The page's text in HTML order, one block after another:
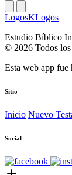
LogosKLogos
Estudio Bíblico
© 2026 Todos los
Esta web app fue
Sitio
Inicio Nuevo
Social